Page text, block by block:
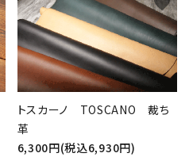
トスカーノ TOSCANO 裁ち
革
6,300円(税込6,930円)